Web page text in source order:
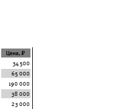
Цена, ₽
34 500
65 000
190 000
38 000
23 000